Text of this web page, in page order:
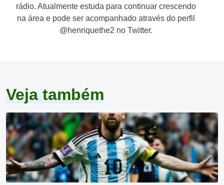
rádio. Atualmente estuda para continuar crescendo
na área e pode ser acompanhado através do perfil
@henriquethe2 no Twitter.
Veja também